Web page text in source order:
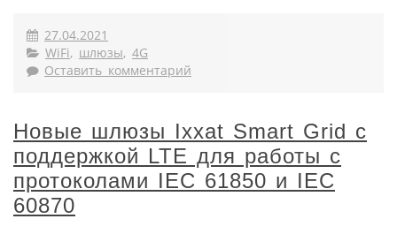
27.04.2021
WiFi, шлюзы, 4G
Оставить комментарий
Новые шлюзы Ixxat Smart Grid с
поддержкой LTE для работы с
протоколами IEC 61850 и IEC
60870